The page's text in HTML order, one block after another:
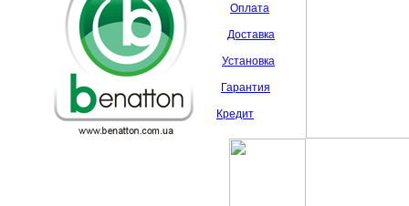
Оплата
Доставка
Установка
Гарантия
Кредит